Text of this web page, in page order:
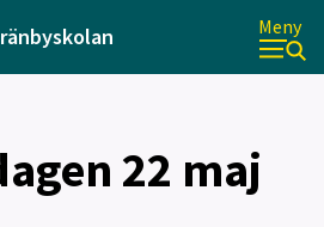
Meny
22 maj